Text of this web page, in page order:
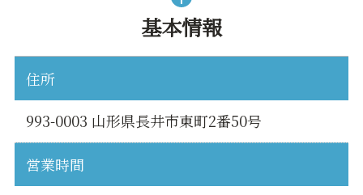
基本情報
住所
993-0003 山形県長井市東町2番50号
営業時間